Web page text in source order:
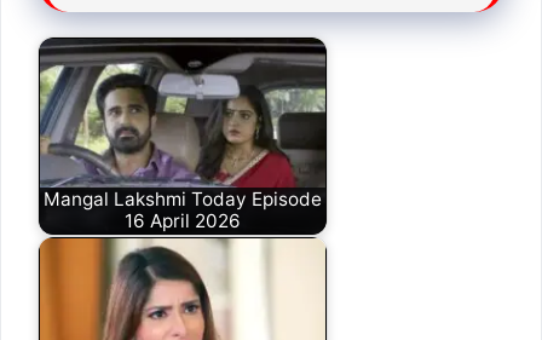
Mangal Lakshmi Today Episode
16 April 2026